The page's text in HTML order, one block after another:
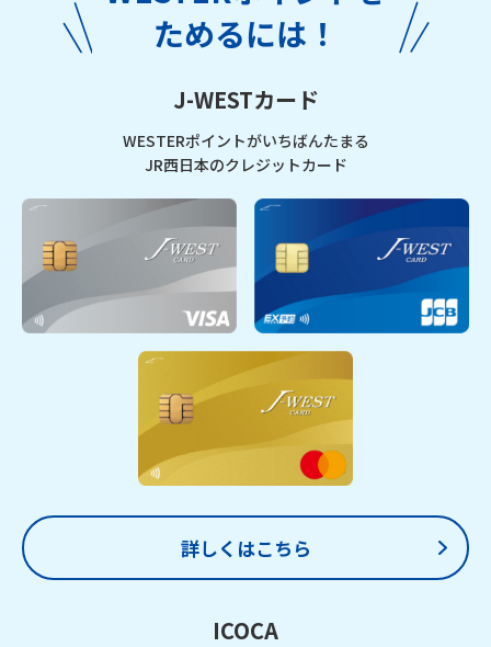
ためるには！
J-WESTカード
WESTERポイントがいちばんたまる
JR西日本のクレジットカード
詳しくはこちら
ICOCA